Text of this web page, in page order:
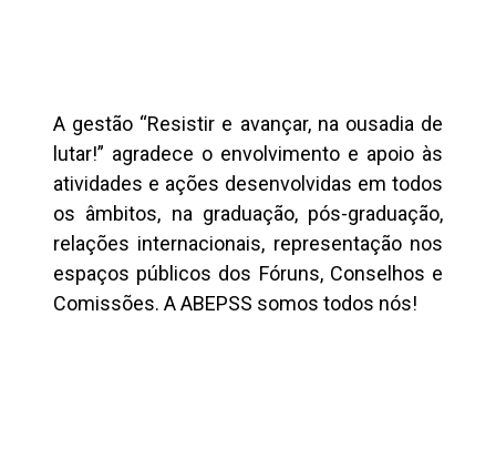
A gestão “Resistir e avançar, na ousadia de
lutar!” agradece o envolvimento e apoio às
atividades e ações desenvolvidas em todos
os âmbitos, na graduação, pós-graduação,
relações internacionais, representação nos
espaços públicos dos Fóruns, Conselhos e
Comissões. A ABEPSS somos todos nós!